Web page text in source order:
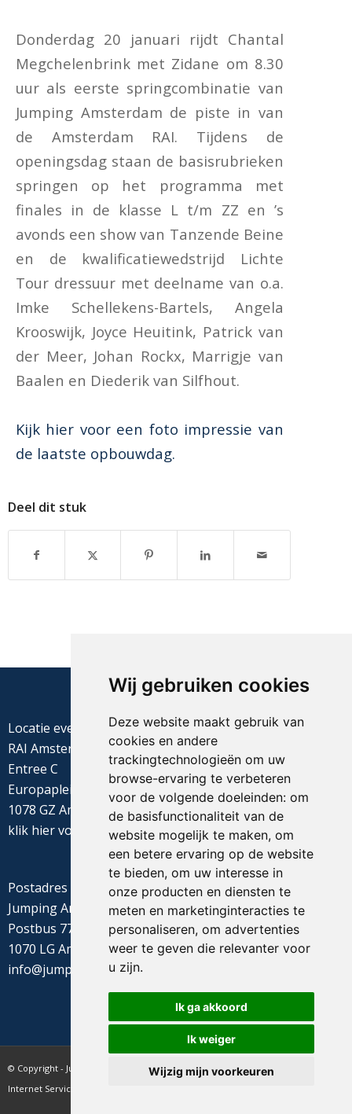
Wij gebruiken cookies
Deze website maakt gebruik van
cookies en andere
trackingtechnologieën om uw
browse-ervaring te verbeteren
voor de volgende doeleinden: om
de basisfunctionaliteit van de
website mogelijk te maken, om
een betere ervaring op de website
te bieden, om uw interesse in
onze producten en diensten te
meten en marketinginteracties te
personaliseren, om advertenties
weer te geven die relevanter voor
u zijn.
Ik ga akkoord
Ik weiger
Wijzig mijn voorkeuren
Donderdag 20 januari rijdt Chantal
Megchelenbrink met Zidane om 8.30
uur als eerste springcombinatie van
Jumping Amsterdam de piste in van
de Amsterdam RAI. Tijdens de
openingsdag staan de basisrubrieken
springen op het programma met
finales in de klasse L t/m ZZ en ’s
avonds een show van Tanzende Beine
en de kwalificatiewedstrijd Lichte
Tour dressuur met deelname van o.a.
Imke Schellekens-Bartels, Angela
Krooswijk, Joyce Heuitink, Patrick van
der Meer, Johan Rockx, Marrigje van
Baalen en Diederik van Silfhout.
Kijk hier voor een foto impressie van
de laatste opbouwdag.
Deel dit stuk
Locatie evenement
RAI Amsterdam
Entree C
Europaplein 22
1078 GZ Amsterdam
klik hiervoor de routebeschrijving
Postadres
Jumping Amsterdam
Postbus 77655
1070 LG Amsterdam
info@jumpingamsterdam.nl
© Copyright - Jumping Amsterdam - website realisatie CyberNed
Internet Services